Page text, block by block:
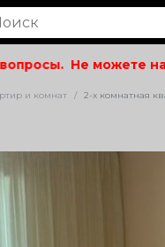
Не можете
и комнат 2-х комнатная